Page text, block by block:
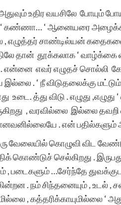
உதிர​ வயசிலே ​ போயும்
. ‘ கண்ணா… ‘ ஆனையரை
எழுத்தர் சாண்டில்யன்
தான் தூக்கலாக​ ‘ வாழ்க்கை
. என்னை எவர் எழுதச் சொல்லி
இல்லை . ‘ நீ விடுதலைக்கு
உடை. த்து விடு . எழுது
, வரவில்லை இல்லை தவறி
. என் பதில்களும்
வேலையில் கொழுவி விட​
கொண்டுச் செல்கிறது .
, படைகளும் …சேர்ந்தே
. நம் சிந்தனையும் ,
, கத்தரிக்காயுமில்லை